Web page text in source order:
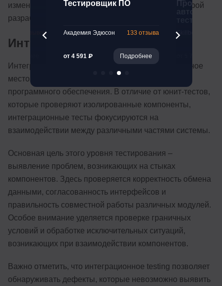
изменений. Это особенно важно в условиях быстрой
разработки и частых обновлений кода.
Интеграционное тестирование
Интеграционное testing занимает критически важное
место в общей стратегии обеспечения качества
программного обеспечения. В отличие от юнит-тестов,
которые проверяют изолированные компоненты,
интеграционные тесты фокусируются на
взаимодействии между различными частями системы.
Основная цель этого уровня тестирования –
выявление проблем, возникающих на стыках
компонентов. Здесь проверяется корректность обмена
данными, согласованность интерфейсов и
правильность совместной работы различных модулей.
Особое внимание уделяется проверке граничных
условий и обработке исключительных ситуаций,
возникающих при взаимодействии компонентов.
Важно отметить, что интеграционное testing позволяет
обнаруживать дефекты, которые невозможно выявить
ПО
47 отзывов
Тестировщик ПО
Академия Эдюсон 133 отзыва
от 4 591 ₽ Подробнее
Skillbox